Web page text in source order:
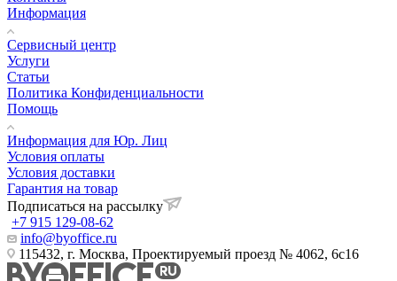
Информация
Сервисный центр
Услуги
Статьи
Политика Конфиденциальности
Помощь
Информация для Юр. Лиц
Условия оплаты
Условия доставки
Гарантия на товар
Подписаться на рассылку
+7 915 129-08-62
info@byoffice.ru
115432, г. Москва, Проектируемый проезд № 4062, 6с16